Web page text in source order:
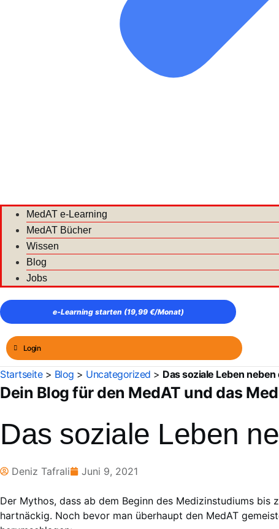
MedAT e-Learning
MedAT Bücher
Wissen
Blog
Jobs
e‑Learning starten (19,99 €/Monat)
Login
Startseite> Blog > Uncategorized > Das soziale Leben
Dein Blog für den MedAT und das
Das soziale Leben
Deniz Tafrali Juni 9, 2021
Der Mythos, dass ab dem Beginn des Medizinstudiums
hartnäckig. Noch bevor man überhaupt den MedAT